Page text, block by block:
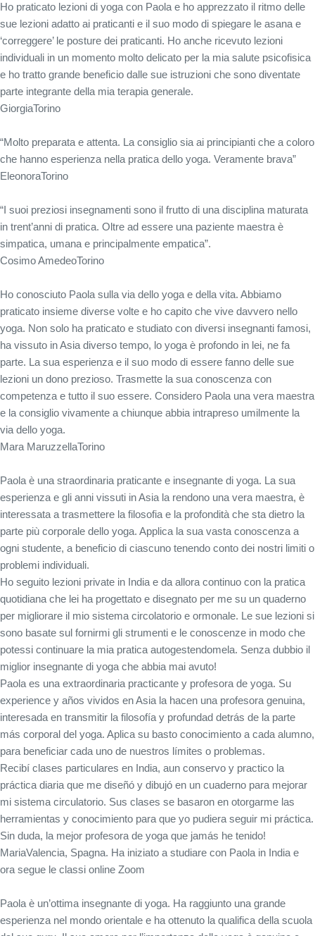
Ho praticato lezioni di yoga con Paola e ho apprezzato il ritmo delle
sue lezioni adatto ai praticanti e il suo modo di spiegare le asana e
‘correggere’ le posture dei praticanti. Ho anche ricevuto lezioni
individuali in un momento molto delicato per la mia salute psicofisica
e ho tratto grande beneficio dalle sue istruzioni che sono diventate
parte integrante della mia terapia generale.
GiorgiaTorino
“Molto preparata e attenta. La consiglio sia ai principianti che a coloro
che hanno esperienza nella pratica dello yoga. Veramente brava”
EleonoraTorino
“I suoi preziosi insegnamenti sono il frutto di una disciplina maturata
in trent’anni di pratica. Oltre ad essere una paziente maestra è
simpatica, umana e principalmente empatica”.
Cosimo AmedeoTorino
Ho conosciuto Paola sulla via dello yoga e della vita. Abbiamo
praticato insieme diverse volte e ho capito che vive davvero nello
yoga. Non solo ha praticato e studiato con diversi insegnanti famosi,
ha vissuto in Asia diverso tempo, lo yoga è profondo in lei, ne fa
parte. La sua esperienza e il suo modo di essere fanno delle sue
lezioni un dono prezioso. Trasmette la sua conoscenza con
competenza e tutto il suo essere. Considero Paola una vera maestra
e la consiglio vivamente a chiunque abbia intrapreso umilmente la
via dello yoga.
Mara MaruzzellaTorino
Paola è una straordinaria praticante e insegnante di yoga. La sua
esperienza e gli anni vissuti in Asia la rendono una vera maestra, è
interessata a trasmettere la filosofia e la profondità che sta dietro la
parte più corporale dello yoga. Applica la sua vasta conoscenza a
ogni studente, a beneficio di ciascuno tenendo conto dei nostri limiti o
problemi individuali.
Ho seguito lezioni private in India e da allora continuo con la pratica
quotidiana che lei ha progettato e disegnato per me su un quaderno
per migliorare il mio sistema circolatorio e ormonale. Le sue lezioni si
sono basate sul fornirmi gli strumenti e le conoscenze in modo che
potessi continuare la mia pratica autogestendomela. Senza dubbio il
miglior insegnante di yoga che abbia mai avuto!
Paola es una extraordinaria practicante y profesora de yoga. Su
experience y años vividos en Asia la hacen una profesora genuina,
interesada en transmitir la filosofía y profundad detrás de la parte
más corporal del yoga. Aplica su basto conocimiento a cada alumno,
para beneficiar cada uno de nuestros límites o problemas.
Recibí clases particulares en India, aun conservo y practico la
práctica diaria que me diseñó y dibujó en un cuaderno para mejorar
mi sistema circulatorio. Sus clases se basaron en otorgarme las
herramientas y conocimiento para que yo pudiera seguir mi práctica.
Sin duda, la mejor profesora de yoga que jamás he tenido!
MariaValencia, Spagna. Ha iniziato a studiare con Paola in India e
ora segue le classi online Zoom
Paola è un’ottima insegnante di yoga. Ha raggiunto una grande
esperienza nel mondo orientale e ha ottenuto la qualifica della scuola